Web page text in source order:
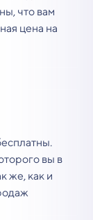
что вам
цена на
вы в
же, как и